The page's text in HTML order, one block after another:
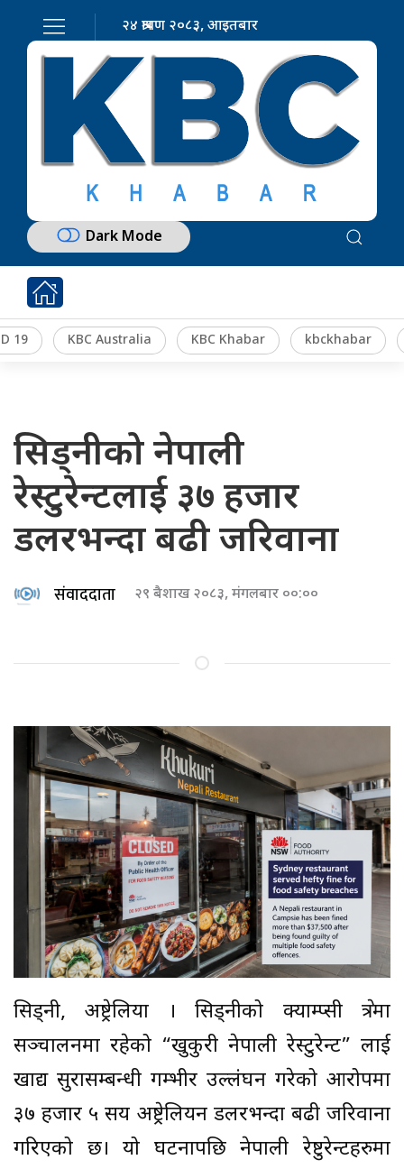
२४ श्रावण २०८३, आइतबार
Dark Mode
19 KBC Australia KBC Khabar kbckhabar
सिड्नीको नेपाली
रेस्टुरेन्टलाई ३७ हजार
डलरभन्दा बढी जरिवाना
संवाददाता २९ बैशाख २०८३, मंगलबार ००:००
सिड्नी, अष्ट्रेलिया । सिड्नीको क्याम्प्सी क्षेत्रमा
सञ्चालनमा रहेको “खुकुरी नेपाली रेस्टुरेन्ट” लाई
खाद्य सुरक्षासम्बन्धी गम्भीर उल्लंघन गरेको आरोपमा
३७ हजार ५ सय अष्ट्रेलियन डलरभन्दा बढी जरिवाना
गरिएको छ। यो घटनापछि नेपाली रेष्टुरेन्टहरुमा